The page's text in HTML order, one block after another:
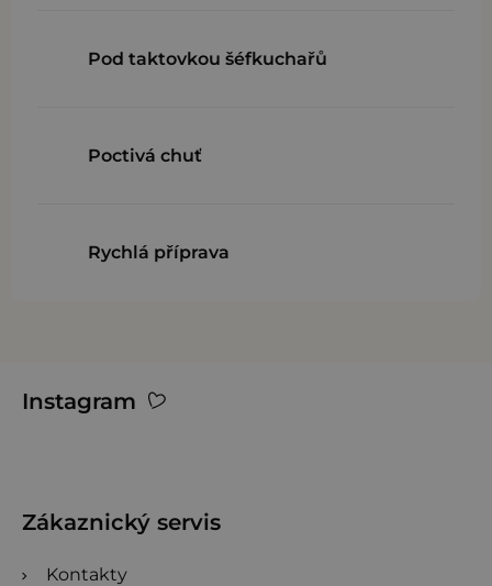
Pod taktovkou šéfkuchařů
Poctivá chuť
Rychlá příprava
Instagram
Zákaznický servis
Kontakty